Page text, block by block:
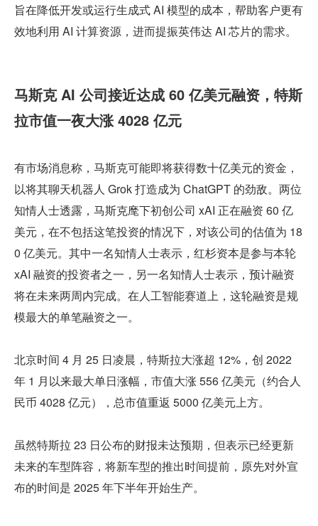
旨在降低开发或运行生成式 AI 模型的成本，帮助客户更有
效地利用 AI 计算资源，进而提振英伟达 AI 芯片的需求。
马斯克 AI 公司接近达成 60 亿美元融资，特斯
拉市值一夜大涨 4028 亿元
有市场消息称，马斯克可能即将获得数十亿美元的资金，
以将其聊天机器人 Grok 打造成为 ChatGPT 的劲敌。两位
知情人士透露，马斯克麾下初创公司 xAI 正在融资 60 亿
美元，在不包括这笔投资的情况下，对该公司的估值为 18
0 亿美元。其中一名知情人士表示，红杉资本是参与本轮
xAI 融资的投资者之一，另一名知情人士表示，预计融资
将在未来两周内完成。在人工智能赛道上，这轮融资是规
模最大的单笔融资之一。
北京时间 4 月 25 日凌晨，特斯拉大涨超 12%，创 2022
年 1 月以来最大单日涨幅，市值大涨 556 亿美元（约合人
民币 4028 亿元），总市值重返 5000 亿美元上方。
虽然特斯拉 23 日公布的财报未达预期，但表示已经更新
未来的车型阵容，将新车型的推出时间提前，原先对外宣
布的时间是 2025 年下半年开始生产。